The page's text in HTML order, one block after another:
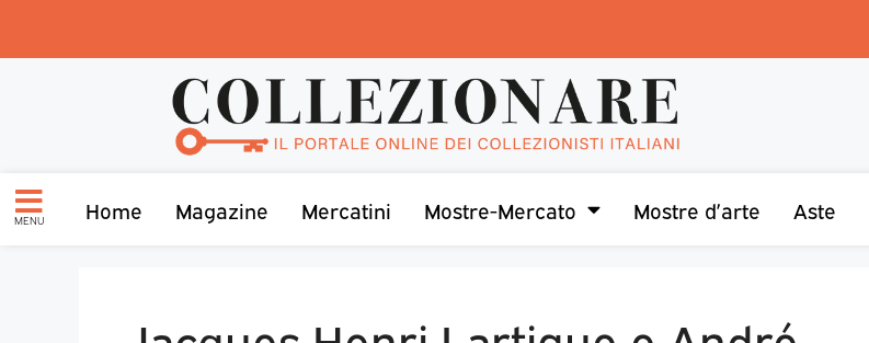
MENU Home Magazine Mercatini Mostre-Mercato Mostre d’arte Aste